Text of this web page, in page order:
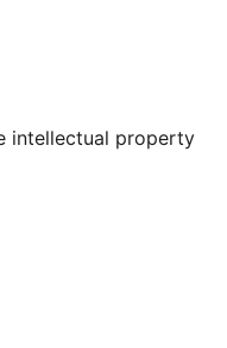
de Tumblr
intellectual property